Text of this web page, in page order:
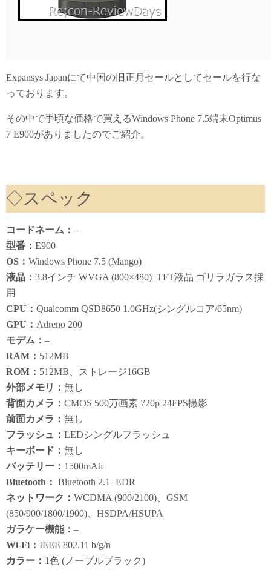
Expansys Japanにて中国の旧正月セールとしてセールを行な
っております。
その中で手頃な価格で買えるWindows Phone 7.5端末Optimus
7 E900がありましたのでご紹介。
◇スペック
コードネーム： –
型番： E900
OS： Windows Phone 7.5 (Mango)
液晶： 3.8インチ WVGA (800×480) TFT液晶 ゴリラガラス採
用
CPU： Qualcomm QSD8650 1.0GHz(シングルコア/65nm)
GPU： Adreno 200
モデム： –
RAM： 512MB
ROM： 512MB、ストレージ16GB
外部メモリ： 無し
背面カメラ： CMOS 500万画素 720p 24FPS撮影
前面カメラ： 無し
フラッシュ： LEDシングルフラッシュ
キーボード： 無し
バッテリー： 1500mAh
Bluetooth： Bluetooth 2.1+EDR
ネットワーク： WCDMA (900/2100)、GSM
(850/900/1800/1900)、HSDPA/HSUPA
ガラケー機能： –
Wi-Fi： IEEE 802.11 b/g/n
カラー： 1色 (ノーブルブラック)